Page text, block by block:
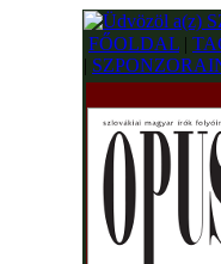
FŐOLDAL |
|